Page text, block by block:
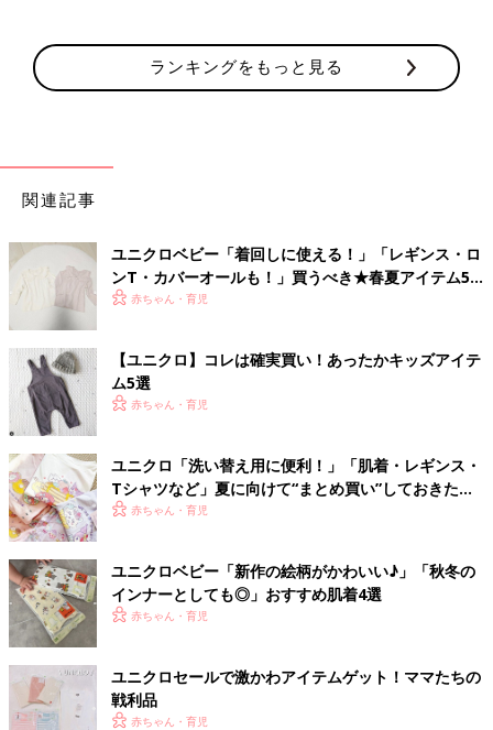
ランキングをもっと見る
関連記事
ユニクロベビー「着回しに使える！」「レギンス・ロ
ンT・カバーオールも！」買うべき★春夏アイテム5
選 赤ちゃん・育児
【ユニクロ】コレは確実買い！あったかキッズアイテ
ム5選
赤ちゃん・育児
ユニクロ「洗い替え用に便利！」「肌着・レギンス・
Tシャツなど」夏に向けて“まとめ買い”しておきたい
アイテム
赤ちゃん・育児
ユニクロベビー「新作の絵柄がかわいい♪」「秋冬の
インナーとしても◎」おすすめ肌着4選
赤ちゃん・育児
ユニクロセールで激かわアイテムゲット！ママたちの
戦利品
赤ちゃん・育児